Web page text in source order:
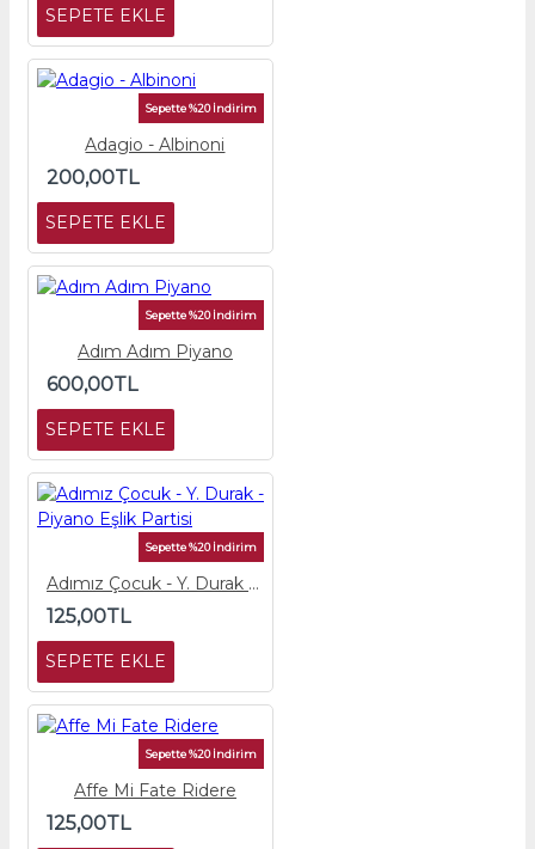
SEPETE EKLE
Sepette %20 İndirim
Adagio - Albinoni
200,00TL
SEPETE EKLE
Sepette %20 İndirim
Adım Adım Piyano
600,00TL
SEPETE EKLE
Sepette %20 İndirim
Adımız Çocuk - Y. Durak - Piyano Eşlik Partisi
125,00TL
SEPETE EKLE
Sepette %20 İndirim
Affe Mi Fate Ridere
125,00TL